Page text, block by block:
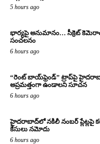
5 hours ago
భార్యపై అనుమానం… సీక్రెట్
సంచలనం
6 hours ago
“రెంట్ బాయ్‌ఫ్రెండ్” ట్రాప్‌పై
అప్రమత్తంగా ఉండాలని సూచన
6 hours ago
హైదరాబాద్‌లో నకిలీ నంబర్ ప్లేట్లపై
కేసులు నమోదు
6 hours ago